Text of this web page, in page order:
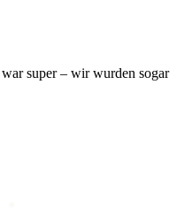
super – wir wurden sogar